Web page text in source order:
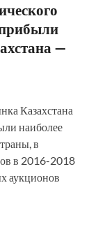
—
Казахстана
наиболее
в
в 2016-2018
аукционов